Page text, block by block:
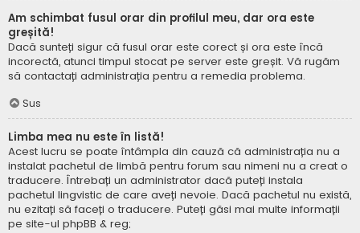
Am schimbat fusul orar din profilul meu, dar ora este
greșită!
Dacă sunteți sigur că fusul orar este corect și ora este încă
incorectă, atunci timpul stocat pe server este greșit. Vă rugăm
să contactați administrația pentru a remedia problema.
Sus
Limba mea nu este în listă!
Acest lucru se poate întâmpla din cauză că administrația nu a
instalat pachetul de limbă pentru forum sau nimeni nu a creat o
traducere. Întrebați un administrator dacă puteți instala
pachetul lingvistic de care aveți nevoie. Dacă pachetul nu există,
nu ezitați să faceți o traducere. Puteți găsi mai multe informații
pe site-ul phpBB & reg;